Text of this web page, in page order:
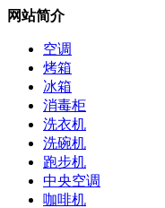
网站简介
空调
烤箱
冰箱
消毒柜
洗衣机
洗碗机
跑步机
中央空调
咖啡机